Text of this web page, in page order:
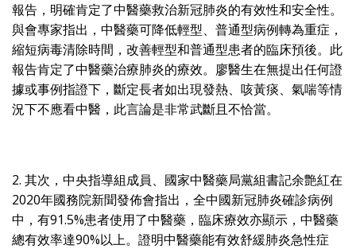
報告，明確肯定了中醫藥救治新冠肺炎的有效性和安全性。
與會專家指出，中醫藥可降低輕型、普通型病例轉為重症，
縮短病毒清除時間，改善輕型和普通型患者的臨床預後。此
報告肯定了中醫藥治療肺炎的療效。廖醫生在無提出任何證
據或事例指證下，斷定長者如出現發熱、咳黃痰、氣喘等情
況下不應看中醫，此言論是非常武斷且不恰當。
2. 其次，中央指導組成員、國家中醫藥局黨組書記余艶紅在
2020年國務院新聞發佈會指出，全中國新冠肺炎確診病例
中，有91.5%患者使用了中醫藥，臨床療效亦顯示，中醫藥
總有效率達90%以上。證明中醫藥能有效舒緩肺炎急性症